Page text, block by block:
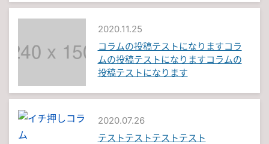
2020.11.25
コラムの投稿テストになりますコラ
ムの投稿テストになりますコラムの
投稿テストになります
2020.07.26
テストテストテストテスト